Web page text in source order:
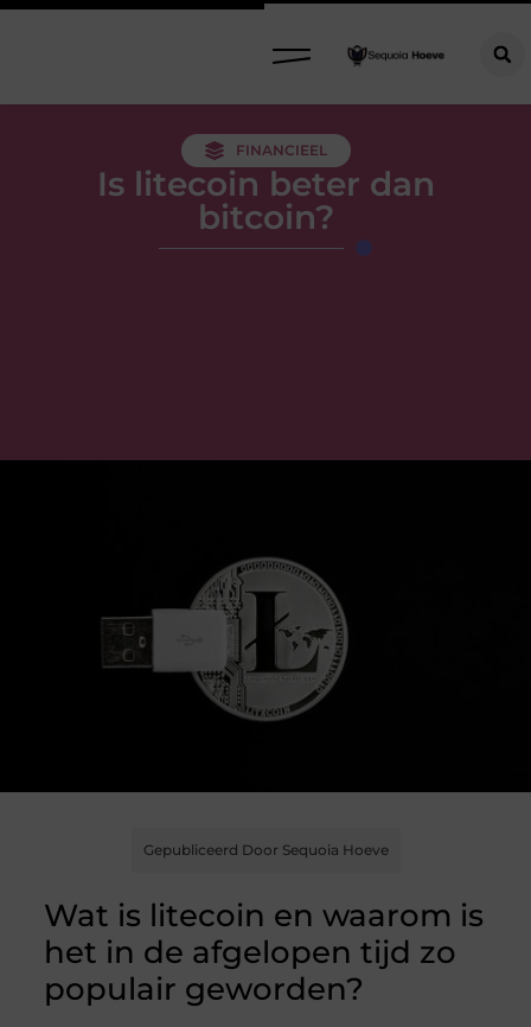
FINANCIEEL
Is litecoin beter dan
bitcoin?
Gepubliceerd Door Sequoia Hoeve
Wat is litecoin en waarom is
het in de afgelopen tijd zo
populair geworden?